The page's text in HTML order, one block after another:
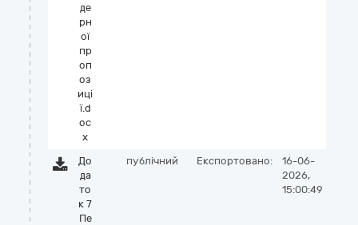
де
рн
ої
пр
оп
оз
иці
ї.d
oc
x
До
да
то
к 7
Пе
публічний Експортовано:
16-06-
2026,
15:00:49